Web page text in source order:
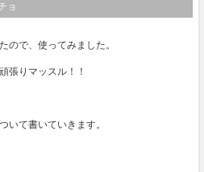
ョ
ので、使ってみました。
張りマッスル！！
いて書いていきます。